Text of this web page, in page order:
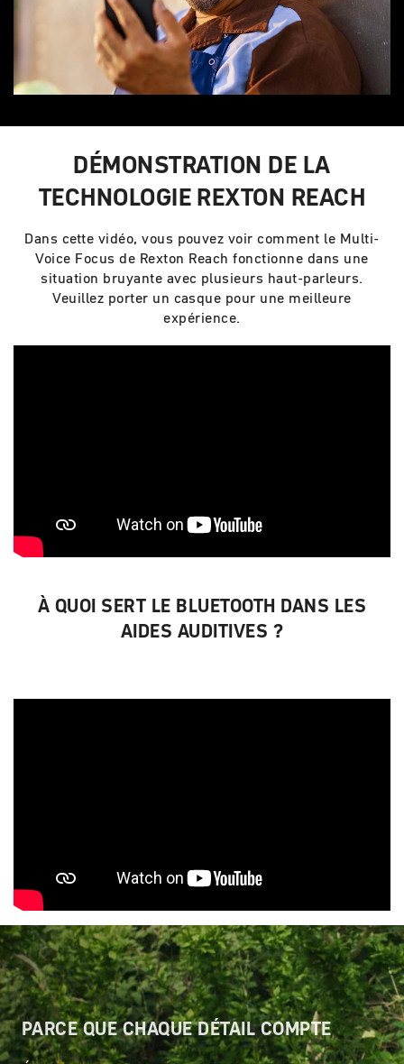
DÉMONSTRATION DE LA
TECHNOLOGIE REXTON REACH
Dans cette vidéo, vous pouvez voir comment le Multi-
Voice Focus de Rexton Reach fonctionne dans une
situation bruyante avec plusieurs haut-parleurs.
Veuillez porter un casque pour une meilleure
expérience.
À QUOI SERT LE BLUETOOTH DANS LES
AIDES AUDITIVES ?
PARCE QUE CHAQUE DÉTAIL COMPTE